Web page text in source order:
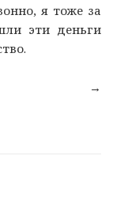
я тоже за
эти деньги
→